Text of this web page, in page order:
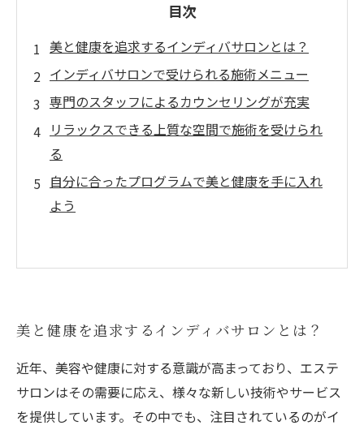
目次
美と健康を追求するインディバサロンとは？
インディバサロンで受けられる施術メニュー
専門のスタッフによるカウンセリングが充実
リラックスできる上質な空間で施術を受けられ
る
自分に合ったプログラムで美と健康を手に入れ
よう
美と健康を追求するインディバサロンとは？
近年、美容や健康に対する意識が高まっており、エステ
サロンはその需要に応え、様々な新しい技術やサービス
を提供しています。その中でも、注目されているのがイ